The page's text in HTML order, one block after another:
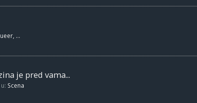
...
je pred vama...
Scena